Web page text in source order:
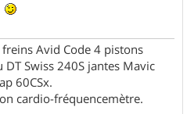
Avid Code 4 pistons
Swiss 240S jantes Mavic
60CSx.
cardio-fréquencemètre.